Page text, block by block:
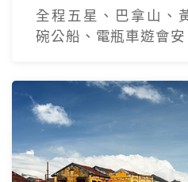
【越捷直飛】易
華